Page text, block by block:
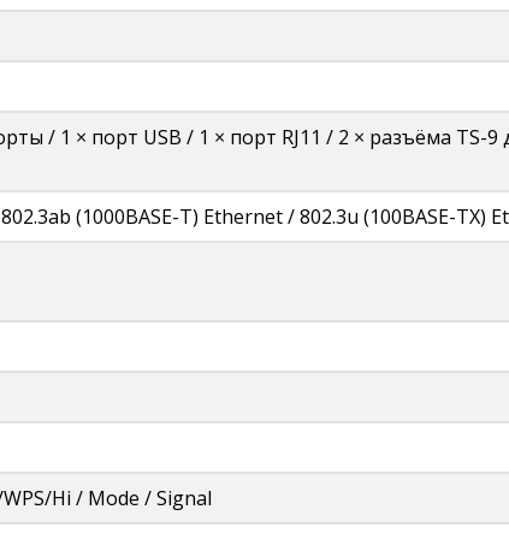
/ 1 × порт USB / 1 × порт RJ11 / 2 × разъёма TS-9
(1000BASE-T) Ethernet / 802.3u (100BASE-TX)
Hi / Mode / Signal